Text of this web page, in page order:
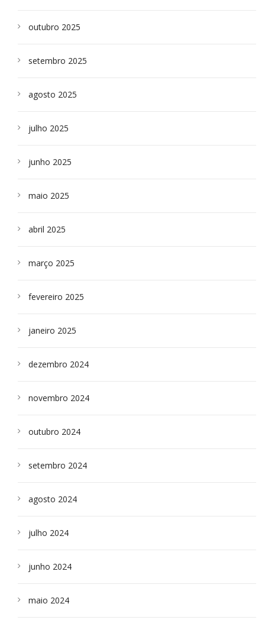
outubro 2025
setembro 2025
agosto 2025
julho 2025
junho 2025
maio 2025
abril 2025
março 2025
fevereiro 2025
janeiro 2025
dezembro 2024
novembro 2024
outubro 2024
setembro 2024
agosto 2024
julho 2024
junho 2024
maio 2024